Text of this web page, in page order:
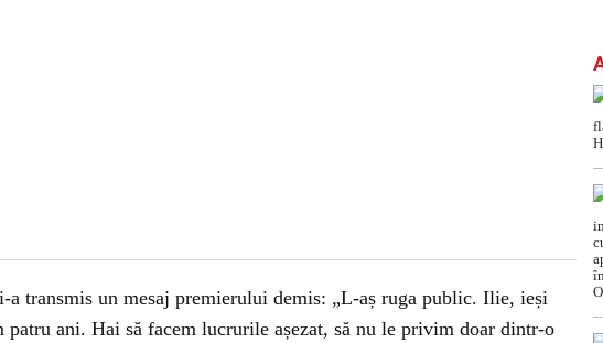
a transmis un mesaj premierului demis: „L-aș ruga public. Ilie, ieși
patru ani. Hai să facem lucrurile așezat, să nu le privim doar dintr-o